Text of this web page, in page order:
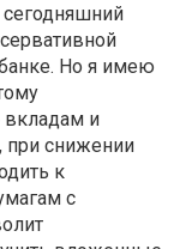
сегодняшний
Но я имею
вкладам и
при снижении
к
с